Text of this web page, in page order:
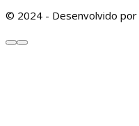
© 2024 - Desenvolvido por